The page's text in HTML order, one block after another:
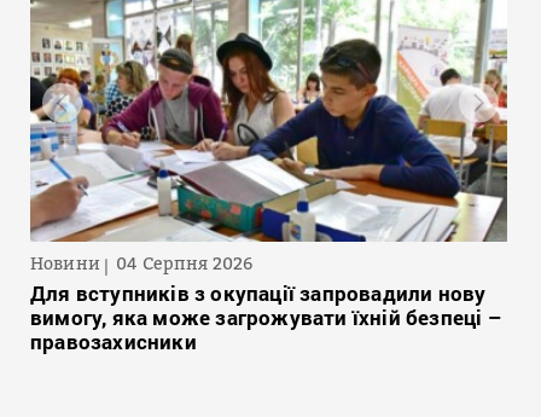
Новини 04 Серпня 2026
Для вступників з окупації запровадили нову
вимогу, яка може загрожувати їхній безпеці –
правозахисники